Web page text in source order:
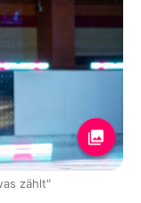
zählt"